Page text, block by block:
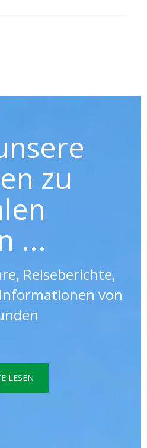
zu
...
Reiseberichte,
von
LESEN